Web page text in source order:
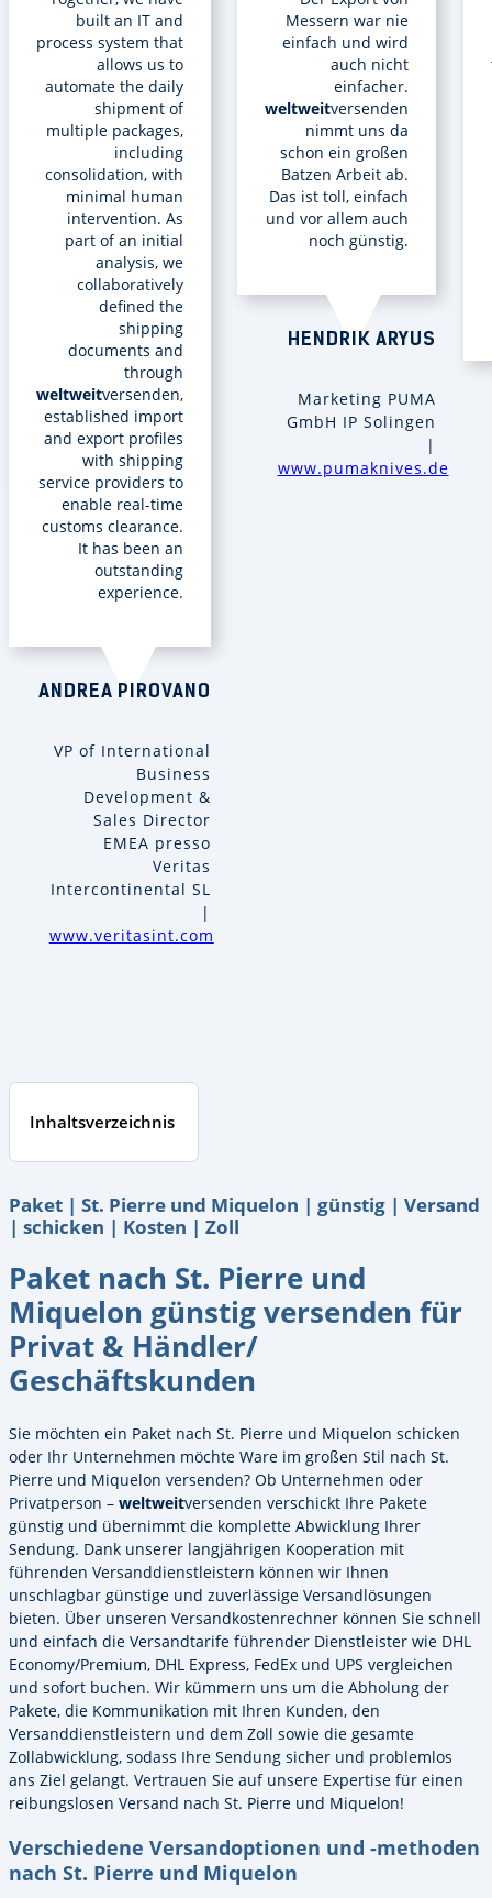
Inhaltsverzeichnis
Paket | St. Pierre und Miquelon | günstig | Versand
| schicken | Kosten | Zoll
Paket nach St. Pierre und
Miquelon günstig versenden für
Privat & Händler/
Geschäftskunden
Sie möchten ein Paket nach St. Pierre und Miquelon schicken
oder Ihr Unternehmen möchte Ware im großen Stil nach St.
Pierre und Miquelon versenden? Ob Unternehmen oder
Privatperson – weltweitversenden verschickt Ihre Pakete
günstig und übernimmt die komplette Abwicklung Ihrer
Sendung. Dank unserer langjährigen Kooperation mit
führenden Versanddienstleistern können wir Ihnen
unschlagbar günstige und zuverlässige Versandlösungen
bieten. Über unseren Versandkostenrechner können Sie schnell
und einfach die Versandtarife führender Dienstleister wie DHL
Economy/Premium, DHL Express, FedEx und UPS vergleichen
und sofort buchen. Wir kümmern uns um die Abholung der
Pakete, die Kommunikation mit Ihren Kunden, den
Versanddienstleistern und dem Zoll sowie die gesamte
Zollabwicklung, sodass Ihre Sendung sicher und problemlos
ans Ziel gelangt. Vertrauen Sie auf unsere Expertise für einen
reibungslosen Versand nach St. Pierre und Miquelon!
Verschiedene Versandoptionen und -methoden
nach St. Pierre und Miquelon
built an IT and
process system that
allows us to
automate the daily
shipment of
multiple packages,
including
consolidation, with
minimal human
intervention. As
part of an initial
analysis, we
collaboratively
defined the
shipping
documents and
through
weltweitversenden,
established import
and export profiles
with shipping
service providers to
enable real-time
customs clearance.
It has been an
outstanding
experience.
ANDREA PIROVANO
VP of International
Business
Development &
Sales Director
EMEA presso
Veritas
Intercontinental SL
|
www.veritasint.com
Messern war nie
einfach und wird
auch nicht
einfacher.
weltweitversenden
nimmt uns da
schon ein großen
Batzen Arbeit ab.
Das ist toll, einfach
und vor allem auch
noch günstig.
HENDRIK ARYUS
Marketing PUMA
GmbH IP Solingen
|
www.pumaknives.de